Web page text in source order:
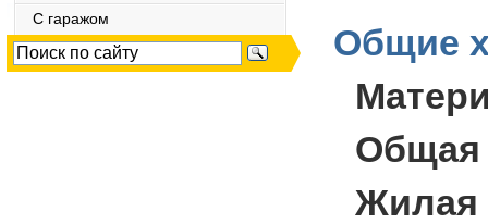
С гаражом
Общие
Общая
Жилая